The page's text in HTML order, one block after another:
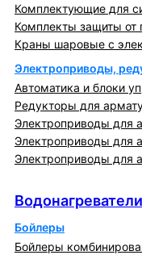
Комплектующие для
Комплекты защиты от
Краны шаровые с
Электроприводы,
Автоматика и блоки
Редукторы для
Электроприводы для
Электроприводы для
Электроприводы для
Водонагреватели
Бойлеры
Бойлеры